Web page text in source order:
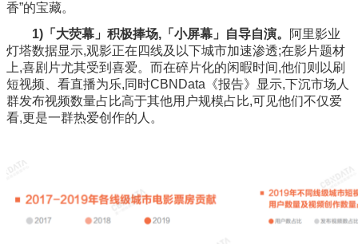
香”的宝藏。
1)「大荧幕」积极捧场,「小屏幕」自导自演。
阿里影业
灯塔数据显示,观影正在四线及以下城市加速渗透;在影片题材
上,喜剧片尤其受到喜爱。而在碎片化的闲暇时间,他们则以刷
短视频、看直播为乐,同时CBNData《报告》显示,下沉市场人
群发布视频数量占比高于其他用户规模占比,可见他们不仅爱
看,更是一群热爱创作的人。